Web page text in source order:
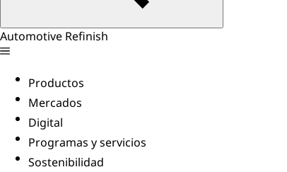
Automotive Refinish
Productos
Mercados
Digital
Programas y servicios
Sostenibilidad